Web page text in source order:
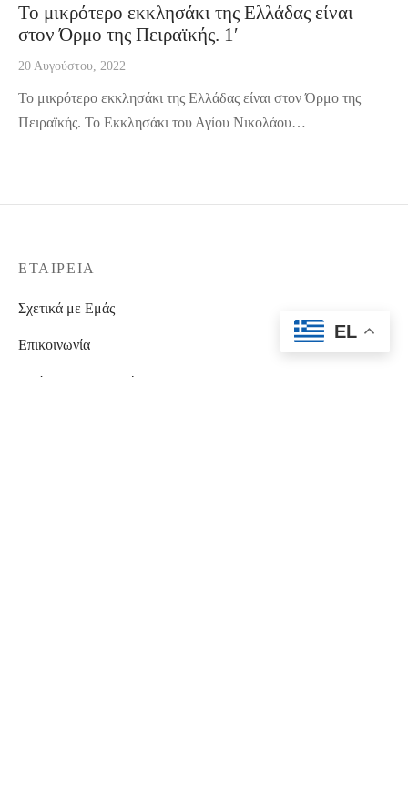
Το μικρότερο εκκλησάκι της Ελλάδας είναι
στον Όρμο της Πειραϊκής. 1′
20 Αυγούστου, 2022
Το μικρότερο εκκλησάκι της Ελλάδας είναι στον Όρμο της
Πειραϊκής. Το Εκκλησάκι του Αγίου Νικολάου…
ΕΤΑΙΡΕΊΑ
Σχετικά με Εμάς
Επικοινωνία
Διεύθυνση Καταστήματος
EL